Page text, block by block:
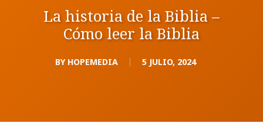
La historia de la Biblia –
Cómo leer la Biblia
BY HOPEMEDIA 5 JULIO, 2024